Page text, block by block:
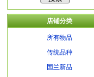
店铺分类
所有物品
传统品种
国兰新品